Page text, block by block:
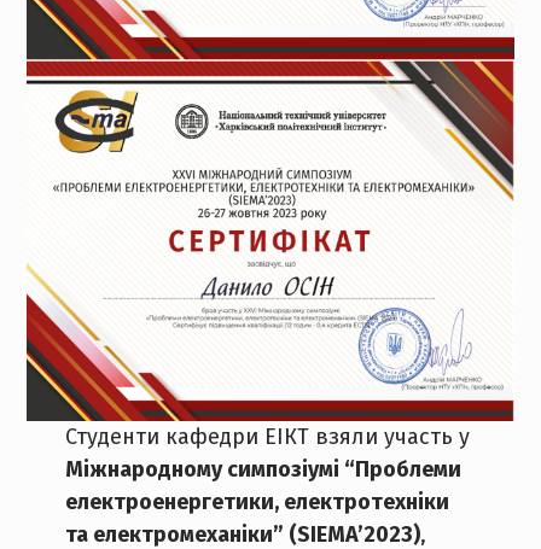
Студенти кафедри ЕІКТ взяли участь у
Міжнародному симпозіумі “Проблеми
електроенергетики, електротехніки
та електромеханіки” (SIEMA’2023),